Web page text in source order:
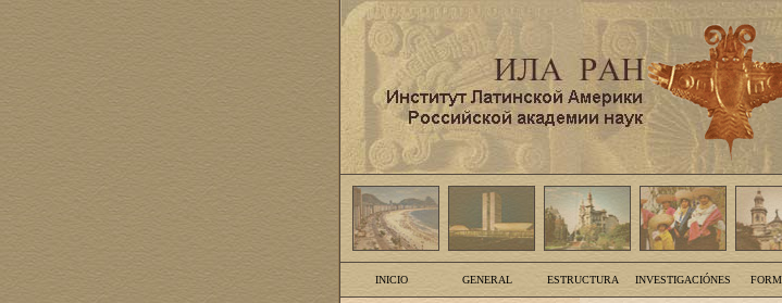
INICIO GENERAL ESTRUCTURA INVESTIGACIÓNES